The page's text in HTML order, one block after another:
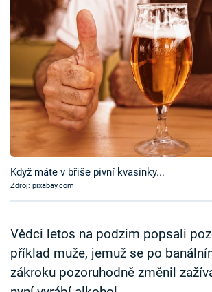
Pořady
TV Program
Časopis
Sledujte prima+
Přihlášení
Když máte v břiše pivní kvasinky...
Zdroj: pixabay.com
Vědci letos na podzim popsali
příklad muže, jemuž se po
zákroku pozoruhodně změnil